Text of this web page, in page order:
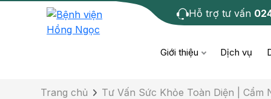
Hỗ trợ tư vấn
Giới thiệu Dịch vụ
Chi tiết bài tư
Trang chủ Tư Vấn Sức Khỏe Toàn Diện | Cẩm